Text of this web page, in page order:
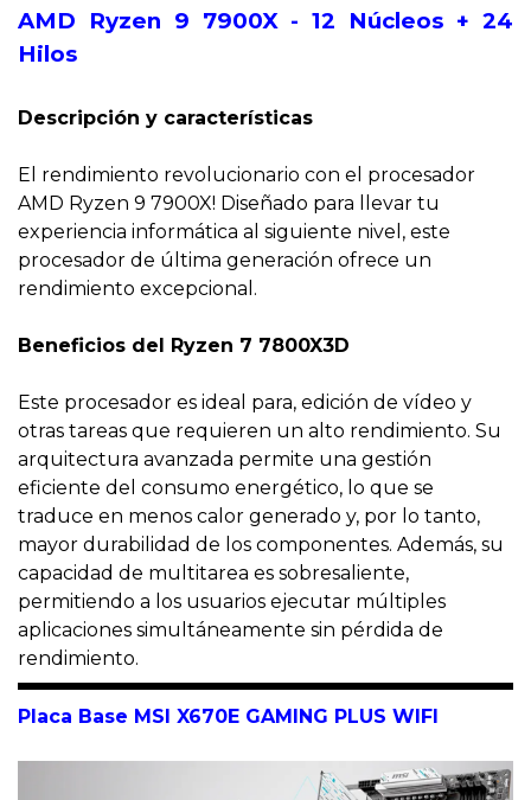
AMD Ryzen 9 7900X - 12 Núcleos + 24
Hilos
Descripción y características
El rendimiento revolucionario con el procesador
AMD Ryzen 9 7900X! Diseñado para llevar tu
experiencia informática al siguiente nivel, este
procesador de última generación ofrece un
rendimiento excepcional.
Beneficios del Ryzen 7 7800X3D
Este procesador es ideal para, edición de vídeo y
otras tareas que requieren un alto rendimiento. Su
arquitectura avanzada permite una gestión
eficiente del consumo energético, lo que se
traduce en menos calor generado y, por lo tanto,
mayor durabilidad de los componentes. Además, su
capacidad de multitarea es sobresaliente,
permitiendo a los usuarios ejecutar múltiples
aplicaciones simultáneamente sin pérdida de
rendimiento.
Placa Base MSI X670E GAMING PLUS WIFI